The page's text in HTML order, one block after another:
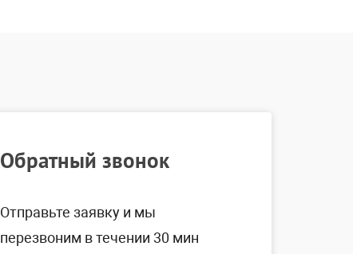
Обратный звонок
Отправьте заявку и мы
перезвоним в течении 30 мин